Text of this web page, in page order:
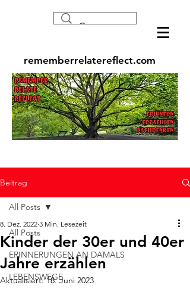
rememberrelatereflect.com
Beitrag
All Posts
ERINNERUNGEN AN DAMALS
LEBENSWEGE
All Posts
Kinder der 30er und 40er
Jahre erzählen
8. Dez. 2022 3 Min. Lesezeit
Aktualisiert:18. Juni 2023